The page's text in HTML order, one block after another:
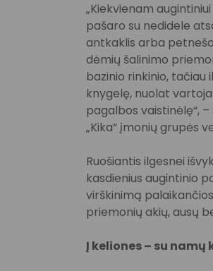
„Kiekvienam
pašaro su nedidele
antkaklis arba
dėmių šalinimo
bazinio rinkinio,
knygelę, nuolat
pagalbos vaistinėlę“,
„Kika“ įmonių grupės
Ruošiantis ilgesnei
kasdienius augintinio
virškinimą
priemonių akių, ausų
Į keliones – su namų